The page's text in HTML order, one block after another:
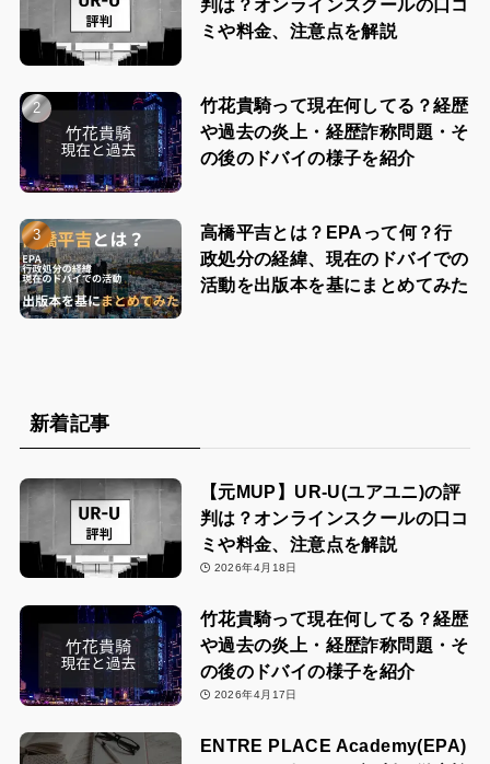
判は？オンラインスクールの口コ
ミや料金、注意点を解説
竹花貴騎って現在何してる？経歴
や過去の炎上・経歴詐称問題・そ
の後のドバイの様子を紹介
高橋平吉とは？EPAって何？行
政処分の経緯、現在のドバイでの
活動を出版本を基にまとめてみた
新着記事
【元MUP】UR-U(ユアユニ)の評
判は？オンラインスクールの口コ
ミや料金、注意点を解説
2026年4月18日
竹花貴騎って現在何してる？経歴
や過去の炎上・経歴詐称問題・そ
の後のドバイの様子を紹介
2026年4月17日
ENTRE PLACE Academy(EPA)